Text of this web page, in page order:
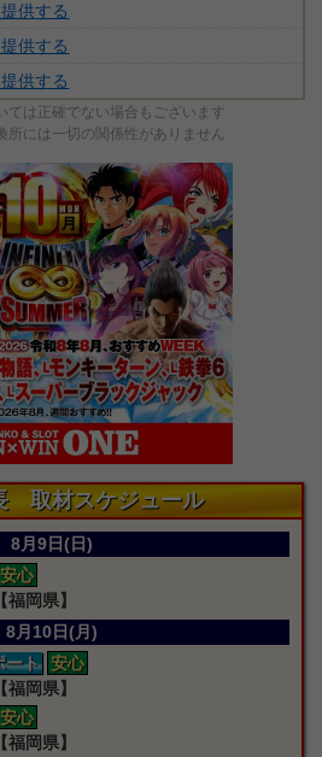
供する
供する
供する
ては正確でない場合もございます
所には一切の関係性がありません
取材スケジュール
8月9日(日)
安心
【福岡県】
8月10日(月)
ート 安心
【福岡県】
安心
【福岡県】